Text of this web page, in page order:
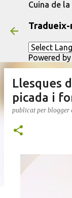
Cuina de
Tradueix-
Powered by
Llesques
picada i
publicat per blogger